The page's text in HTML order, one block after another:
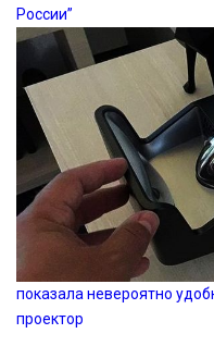
России”
показала невероятно
проектор